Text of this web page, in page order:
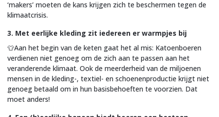
‘makers’ moeten de kans krijgen zich te beschermen tegen de
klimaatcrisis.
3. Met eerlijke kleding zit iedereen er warmpjes bij
👕Aan het begin van de keten gaat het al mis: Katoenboeren
verdienen niet genoeg om de zich aan te passen aan het
veranderende klimaat. Ook de meerderheid van de miljoenen
mensen in de kleding-, textiel- en schoenenproductie krijgt niet
genoeg betaald om in hun basisbehoeften te voorzien. Dat
moet anders!